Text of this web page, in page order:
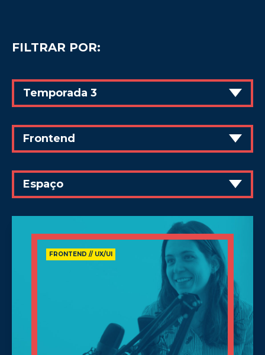
FILTRAR POR:
Temporada 3
Frontend
Espaço
FRONTEND // UX/UI